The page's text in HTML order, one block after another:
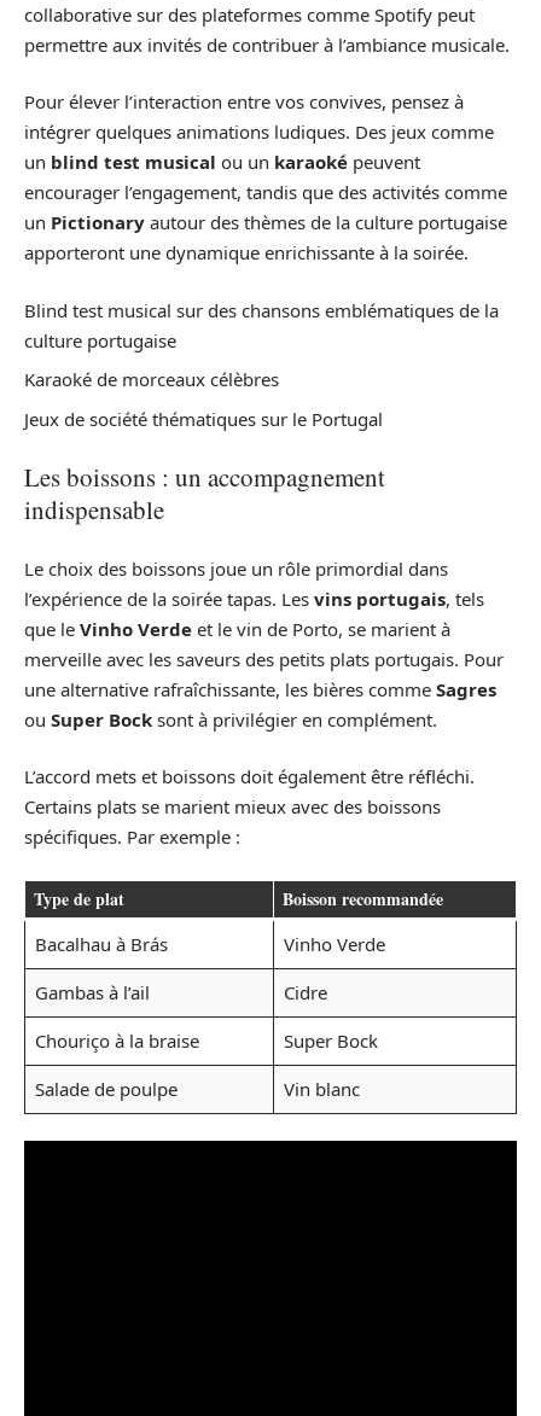
collaborative sur des plateformes comme Spotify peut
permettre aux invités de contribuer à l’ambiance musicale.
Pour élever l’interaction entre vos convives, pensez à
intégrer quelques animations ludiques. Des jeux comme
un blind test musical ou un karaoké peuvent
encourager l’engagement, tandis que des activités comme
un Pictionary autour des thèmes de la culture portugaise
apporteront une dynamique enrichissante à la soirée.
Blind test musical sur des chansons emblématiques de la
culture portugaise
Karaoké de morceaux célèbres
Jeux de société thématiques sur le Portugal
Les boissons : un accompagnement
indispensable
Le choix des boissons joue un rôle primordial dans
l’expérience de la soirée tapas. Les vins portugais, tels
que le Vinho Verde et le vin de Porto, se marient à
merveille avec les saveurs des petits plats portugais. Pour
une alternative rafraîchissante, les bières comme Sagres
ou Super Bock sont à privilégier en complément.
L’accord mets et boissons doit également être réfléchi.
Certains plats se marient mieux avec des boissons
spécifiques. Par exemple :
Type de plat Boisson recommandée
Bacalhau à Brás
Vinho Verde
Gambas à l’ail
Cidre
Chouriço à la braise
Super Bock
Salade de poulpe
Vin blanc